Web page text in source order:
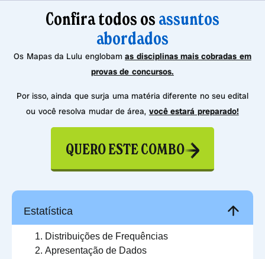
Confira todos os assuntos
abordados
Os Mapas da Lulu englobamas disciplinas mais cobradas em
provas de concursos.
Por isso, ainda que surja uma matéria diferente no seu edital
ou você resolva mudar de área, você estará preparado!
QUERO ESTE COMBO
Estatística
Distribuições de Frequências
Apresentação de Dados